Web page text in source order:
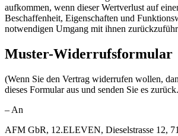
aufkommen, wenn dieser Wertverlust auf
Beschaffenheit, Eigenschaften und
notwendigen Umgang mit ihnen
Muster-Widerrufsformular
(Wenn Sie den Vertrag widerrufen wollen,
dieses Formular aus und senden Sie es
– An
AFM GbR, 12.ELEVEN, Dieselstrasse 12,